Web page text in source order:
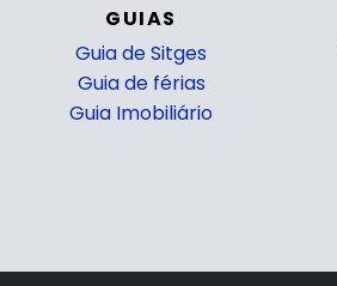
GUIAS
Guia de Sitges
Guia de férias
Guia Imobiliário